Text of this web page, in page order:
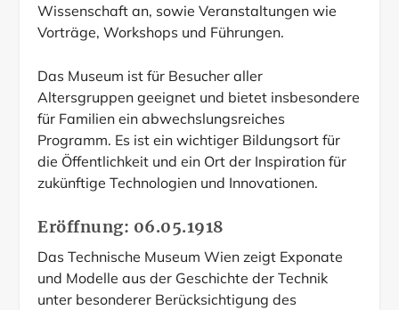
Wissenschaft an, sowie Veranstaltungen wie
Vorträge, Workshops und Führungen.
Das Museum ist für Besucher aller
Altersgruppen geeignet und bietet insbesondere
für Familien ein abwechslungsreiches
Programm. Es ist ein wichtiger Bildungsort für
die Öffentlichkeit und ein Ort der Inspiration für
zukünftige Technologien und Innovationen.
Eröffnung: 06.05.1918
Das Technische Museum Wien zeigt Exponate
und Modelle aus der Geschichte der Technik
unter besonderer Berücksichtigung des